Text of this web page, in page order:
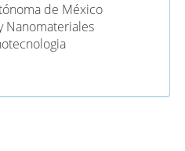
de México
Nanomateriales